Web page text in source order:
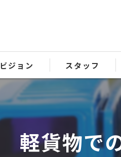
ビジョン スタッフ
軽貨物で